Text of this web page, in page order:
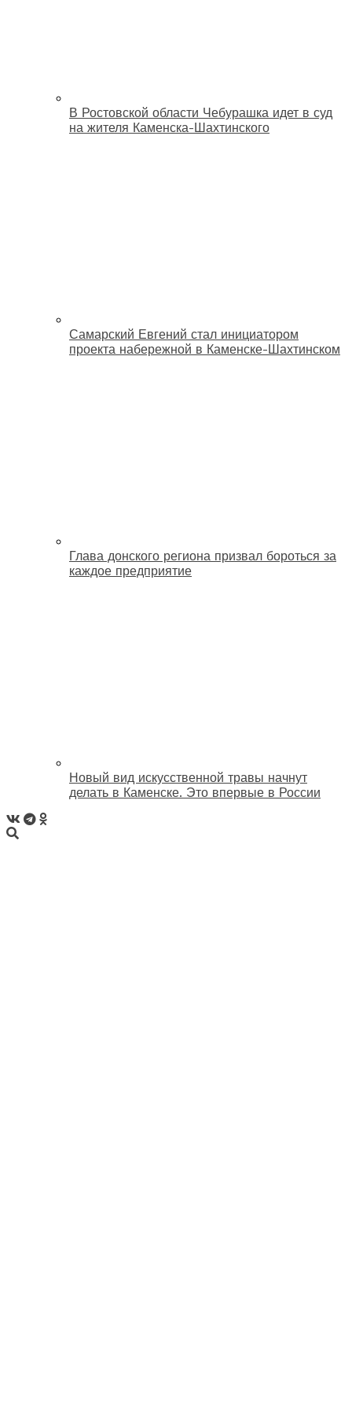
В Ростовской области Чебурашка идет в суд
на жителя Каменска-Шахтинского
Самарский Евгений стал инициатором
проекта набережной в Каменске-Шахтинском
Глава донского региона призвал бороться за
каждое предприятие
Новый вид искусственной травы начнут
делать в Каменске. Это впервые в России